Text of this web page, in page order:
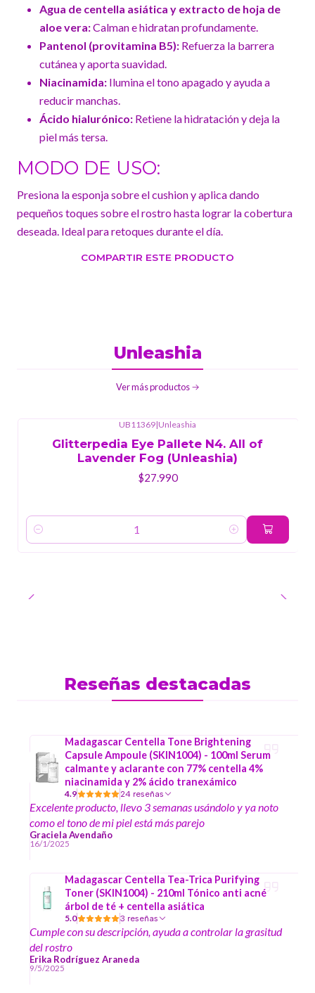
Agua de centella asiática y extracto de hoja de
aloe vera:Calman e hidratan profundamente.
Pantenol (provitamina B5): Refuerza la barrera
cutánea y aporta suavidad.
Niacinamida: Ilumina el tono apagado y ayuda a
reducir manchas.
Ácido hialurónico: Retiene la hidratación y deja la
piel más tersa.
MODO DE USO:
Presiona la esponja sobre el cushion y aplica dando
pequeños toques sobre el rostro hasta lograr la cobertura
deseada. Ideal para retoques durante el día.
COMPARTIR ESTE PRODUCTO
Unleashia
Ver más productos
UB11369|Unleashia
Glitterpedia Eye Pallete N4. All of
Lavender Fog (Unleashia)
$27.990
Cantidad
Reseñas destacadas
Madagascar Centella Tone Brightening
Capsule Ampoule (SKIN1004) - 100ml Serum
calmante y aclarante con 77% centella 4%
niacinamida y 2% ácido tranexámico
4.9 24 reseñas
Excelente producto, llevo 3 semanas usándolo y ya noto
como el tono de mi piel está más parejo
Graciela Avendaño
16/1/2025
Madagascar Centella Tea-Trica Purifying
Toner (SKIN1004) - 210ml Tónico anti acné
árbol de té + centella asiática
5.0 3 reseñas
Cumple con su descripción, ayuda a controlar la grasitud
del rostro
Erika Rodríguez Araneda
9/5/2025